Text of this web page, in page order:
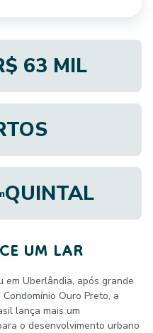
63 MIL
QUINTAL
UM LAR
em Uberlândia, após grande
Ouro Preto, a
lança mais um
o desenvolvimento urbano